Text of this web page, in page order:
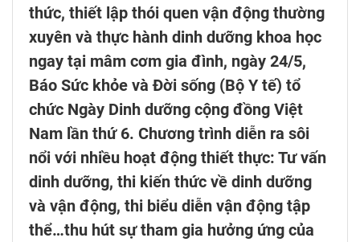
thức, thiết lập thói quen vận động thường
xuyên và thực hành dinh dưỡng khoa học
ngay tại mâm cơm gia đình, ngày 24/5,
Báo Sức khỏe và Đời sống (Bộ Y tế) tổ
chức Ngày Dinh dưỡng cộng đồng Việt
Nam lần thứ 6. Chương trình diễn ra sôi
nổi với nhiều hoạt động thiết thực: Tư vấn
dinh dưỡng, thi kiến thức về dinh dưỡng
và vận động, thi biểu diễn vận động tập
thể…thu hút sự tham gia hưởng ứng của